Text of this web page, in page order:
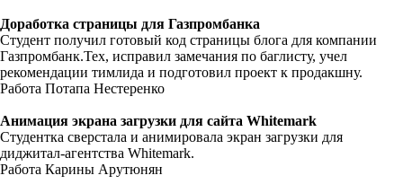
Доработка страницы для Газпромбанка
Студент получил готовый код страницы блога для компании
Газпромбанк.Тех, исправил замечания по баглисту, учел
рекомендации тимлида и подготовил проект к продакшну.
Работа Потапа Нестеренко
Анимация экрана загрузки для сайта Whitemark
Студентка сверстала и анимировала экран загрузки для
диджитал-агентства Whitemark.
Работа Карины Арутюнян